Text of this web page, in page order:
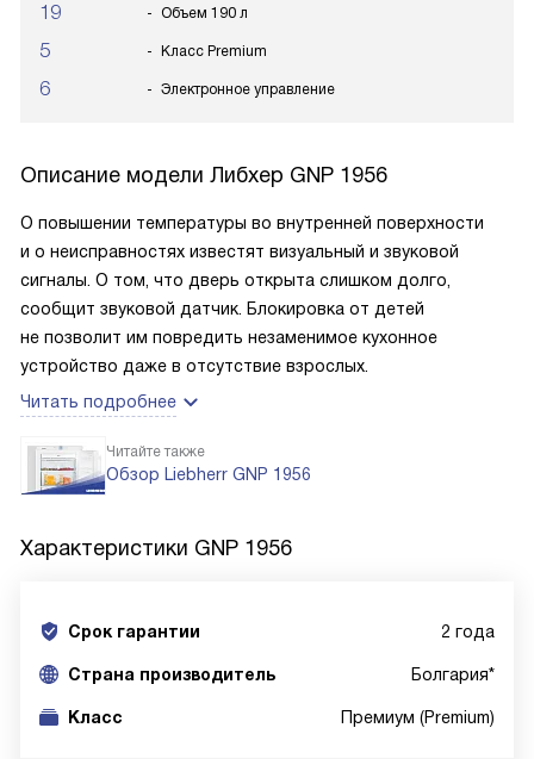
19 Объем 190 л
5 Класс Premium
6 Электронное управление
Описание модели Либхер GNP 1956
О повышении температуры во внутренней поверхности
и о неисправностях известят визуальный и звуковой
сигналы. О том, что дверь открыта слишком долго,
сообщит звуковой датчик. Блокировка от детей
не позволит им повредить незаменимое кухонное
устройство даже в отсутствие взрослых.
Читать подробнее
Читайте также
Обзор Liebherr GNP 1956
Характеристики GNP 1956
Срок гарантии 2 года
Cтрана производитель Болгария*
Класс Премиум (Premium)